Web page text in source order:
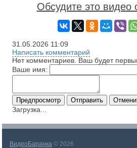
Обсудите это видео
31.05.2026 11:09
Написать комментарий
Нет комментариев. Ваш будет
Ваше имя:
Загрузка...
ВидеоБаранка © 2026